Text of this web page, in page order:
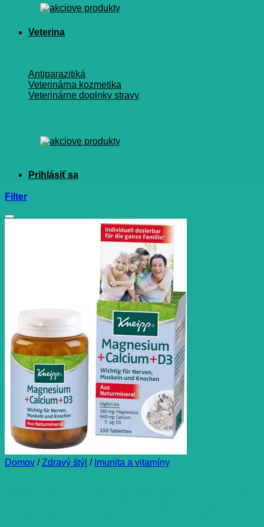
Veterina
Antiparazitiká
Veterinárna kozmetika
Veterinárne doplnky stravy
Filter
Domov / Zdravý štýl / Imunita a vitamíny